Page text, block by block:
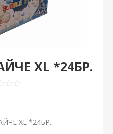
XL *24БР.
XL *24БР.